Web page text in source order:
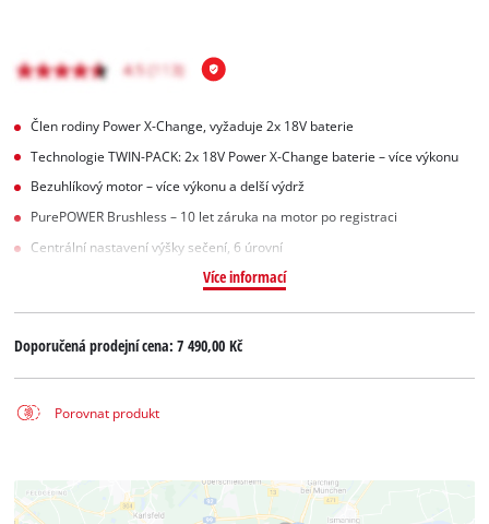
Člen rodiny Power X-Change, vyžaduje 2x 18V baterie
Technologie TWIN-PACK: 2x 18V Power X-Change baterie – více výkonu
Bezuhlíkový motor – více výkonu a delší výdrž
PurePOWER Brushless – 10 let záruka na motor po registraci
Centrální nastavení výšky sečení, 6 úrovní
Více informací
Doporučená prodejní cena:7 490,00 Kč
Porovnat produkt